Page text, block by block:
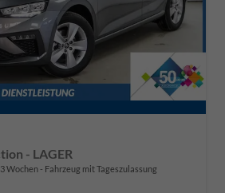
- LAGER
3 Wochen Fahrzeug mit Tageszulassung